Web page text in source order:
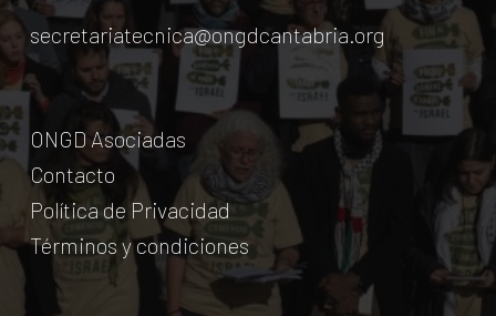
secretariatecnica@ongdcantabria.org
ONGD Asociadas
Contacto
Política de Privacidad
Términos y condiciones